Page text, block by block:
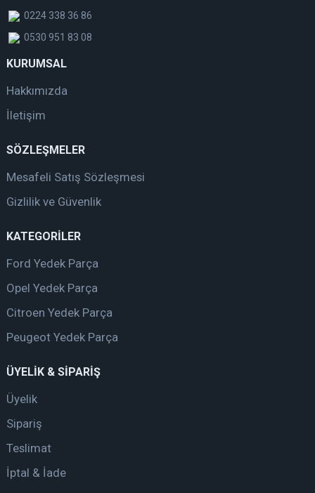
0224 338 36 86
0530 951 83 08
KURUMSAL
Hakkımızda
İletişim
SÖZLEŞMELER
Mesafeli Satış Sözleşmesi
Gizlilik ve Güvenlik
KATEGORİLER
Ford Yedek Parça
Opel Yedek Parça
Citroen Yedek Parça
Peugeot Yedek Parça
ÜYELİK & SİPARİŞ
Üyelik
Sipariş
Teslimat
İptal & İade